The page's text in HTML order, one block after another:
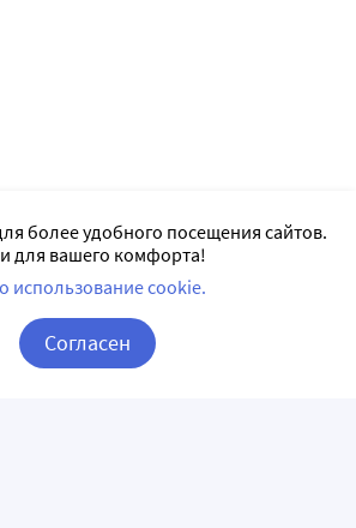
более удобного посещения сайтов.
для вашего комфорта!
использование cookie.
Согласен